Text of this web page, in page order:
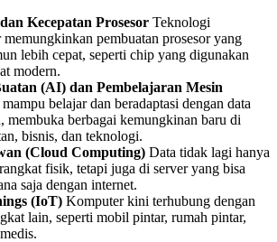
Kecepatan Prosesor Teknologi
pembuatan prosesor yang
lebih cepat, seperti chip yang digunakan
modern.
(AI) dan Pembelajaran Mesin
belajar dan beradaptasi dengan data
membuka berbagai kemungkinan baru di
bisnis, dan teknologi.
(Cloud Computing) Data tidak lagi hanya
fisik, tetapi juga di server yang bisa
saja dengan internet.
(IoT) Komputer kini terhubung dengan
lain, seperti mobil pintar, rumah pintar,